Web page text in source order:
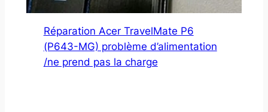
Réparation Acer TravelMate P6
(P643-MG) problème d’alimentation
/ne prend pas la charge